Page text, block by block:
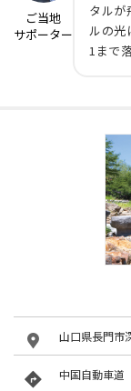
ご当地
サポーター
タルが
ルの光
1まで
山口県長門市
中国自動車道